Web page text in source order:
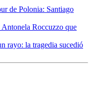
de Polonia: Santiago
Roccuzzo que
rayo: la tragedia sucedió